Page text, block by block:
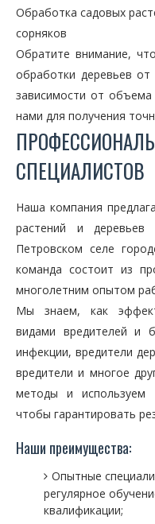
Обработка садовых
сорняков
Обратите внимание,
обработки деревьев
зависимости от
нами для получения
СПЕЦИАЛИСТОВ
Наша компания
растений и
Петровском селе
команда состоит из
многолетним опытом
Мы знаем, как
видами вредителей и
инфекции, вредители
вредители и многое
методы и используем
чтобы гарантировать
Наши преимущества:
Опытные
регулярное
квалификации;